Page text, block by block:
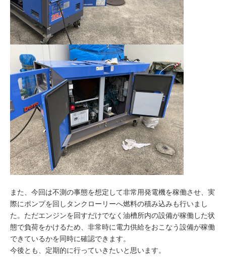
また、今回は不測の事態を想定して非常用発電機を稼働させ、実
際にポンプを回しタンクローリーへ燃料の積み込みも行いまし
た。ただエンジンを回すだけでなく油槽所内の設備が稼働した状
態で負荷をかけるため、非常時に電力供給をおこなう設備が稼働
できているかを同時に確認できます。
今後とも、定期的に行っていきたいと思います。